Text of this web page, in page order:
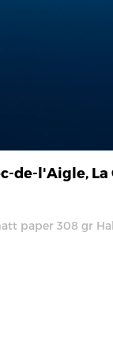
de-l'Aigle, La
paper 308 gr